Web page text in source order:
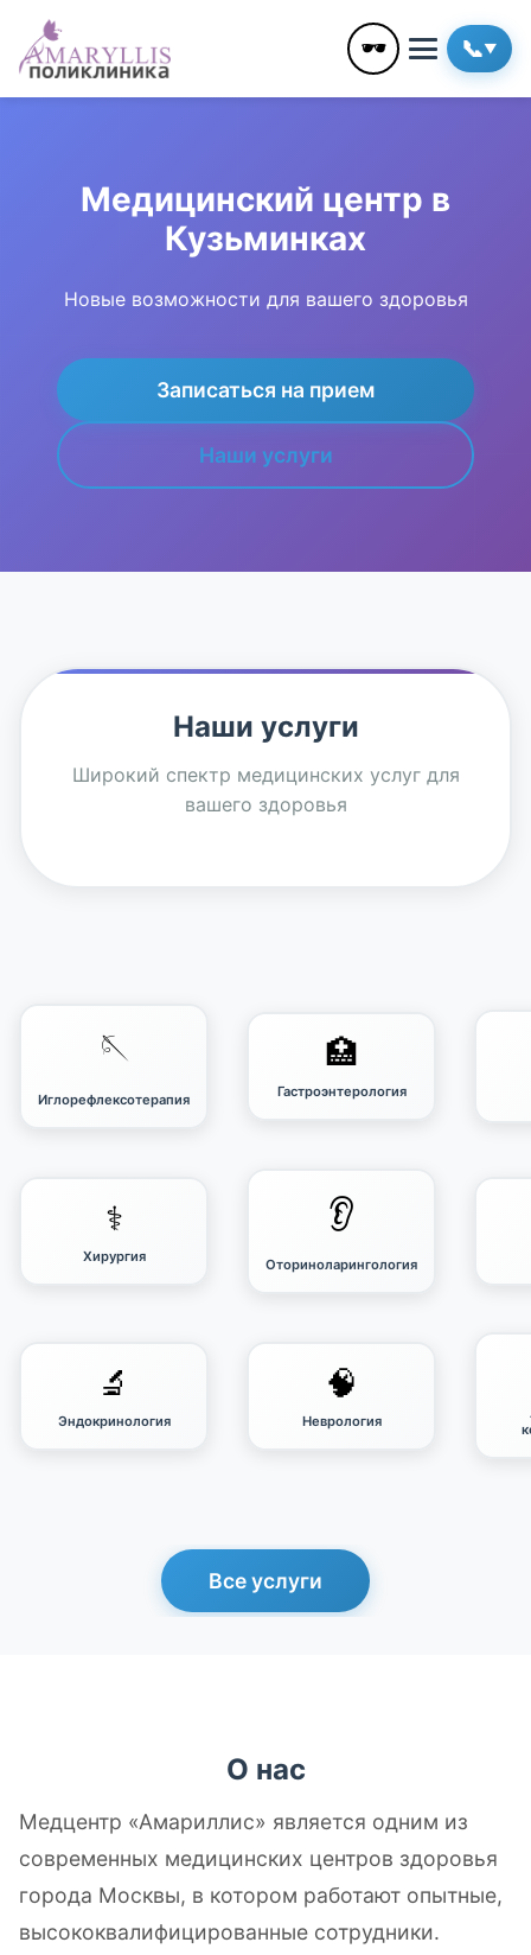
📞▼
🕶️
Медицинский центр в
Кузьминках
Новые возможности для вашего здоровья
Записаться на прием
Наши услуги
Наши услуги
Широкий спектр медицинских услуг для
вашего здоровья
🪡
Иглорефлексотерапия
🏥
Гастроэнтерология
⚕️
Хирургия
👂
Оториноларингология
🔬
Эндокринология
🧠
Неврология
Все услуги
О нас
Медцентр «Амариллис» является одним из
современных медицинских центров здоровья
города Москвы, в котором работают опытные,
высококвалифицированные сотрудники.